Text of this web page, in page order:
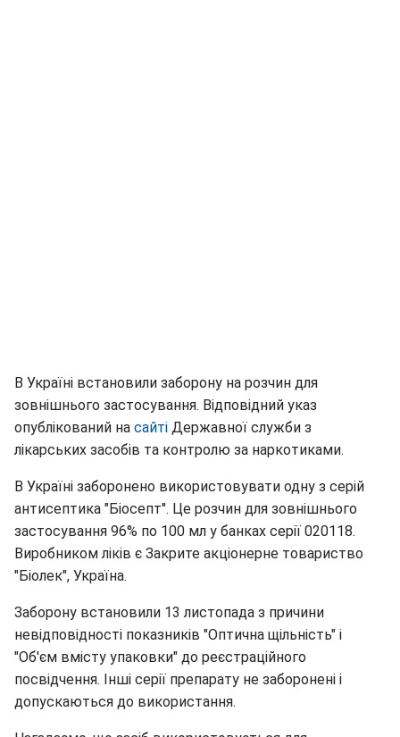
В Україні встановили заборону на розчин для
зовнішнього застосування. Відповідний указ
опублікований на сайті Державної служби з
лікарських засобів та контролю за наркотиками.
В Україні заборонено використовувати одну з серій
антисептика "Біосепт". Це розчин для зовнішнього
застосування 96% по 100 мл у банках серії 020118.
Виробником ліків є Закрите акціонерне товариство
"Біолек", Україна.
Заборону встановили 13 листопада з причини
невідповідності показників "Оптична щільність" і
"Об'єм вмісту упаковки" до реєстраційного
посвідчення. Інші серії препарату не заборонені і
допускаються до використання.